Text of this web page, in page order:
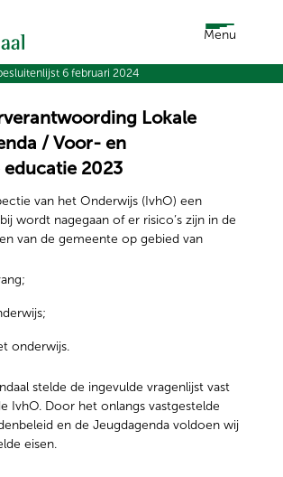
Menu
6 februari 2024
Lokale
/ Voor- en
2023
van het Onderwijs (IvhO) een
wordt nagegaan of er risico’s zijn in de
van de gemeente op gebied van
onderwijs.
stelde de ingevulde vragenlijst vast
IvhO. Door het onlangs vastgestelde
en de Jeugdagenda voldoen wij
eisen.